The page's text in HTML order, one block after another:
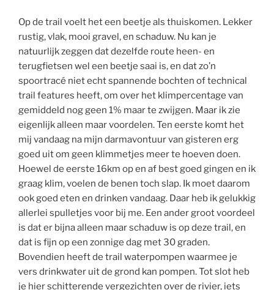
Op de trail voelt het een beetje als thuiskomen. Lekker
rustig, vlak, mooi gravel, en schaduw. Nu kan je
natuurlijk zeggen dat dezelfde route heen- en
terugfietsen wel een beetje saai is, en dat zo’n
spoortracé niet echt spannende bochten of technical
trail features heeft, om over het klimpercentage van
gemiddeld nog geen 1% maar te zwijgen. Maar ik zie
eigenlijk alleen maar voordelen. Ten eerste komt het
mij vandaag na mijn darmavontuur van gisteren erg
goed uit om geen klimmetjes meer te hoeven doen.
Hoewel de eerste 16km op en af best goed gingen en ik
graag klim, voelen de benen toch slap. Ik moet daarom
ook goed eten en drinken vandaag. Daar heb ik gelukkig
allerlei spulletjes voor bij me. Een ander groot voordeel
is dat er bijna alleen maar schaduw is op deze trail, en
dat is fijn op een zonnige dag met 30 graden.
Bovendien heeft de trail waterpompen waarmee je
vers drinkwater uit de grond kan pompen. Tot slot heb
je hier schitterende vergezichten over de rivier, iets